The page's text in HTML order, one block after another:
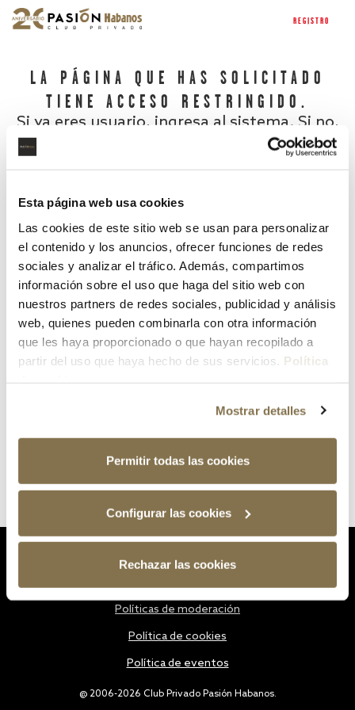
Esta página web usa cookies
Las cookies de este sitio web se usan para personalizar
el contenido y los anuncios, ofrecer funciones de redes
sociales y analizar el tráfico. Además, compartimos
información sobre el uso que haga del sitio web con
nuestros partners de redes sociales, publicidad y análisis
web, quienes pueden combinarla con otra información
que les haya proporcionado o que hayan recopilado a
partir del uso que haya hecho de sus servicios. Política
Mostrar detalles
Permitir todas las cookies
Configurar las cookies
Rechazar las cookies
REGISTRO
LA PÁGINA QUE HAS SOLICITADO
TIENE ACCESO RESTRINGIDO.
Si ya eres usuario, ingresa al sistema. Si no,
¿Has olvidado tu contraseña?
@ 2006-2026 Club Privado Pasión Habanos.
Políticas de moderación
Política de cookies
Política de eventos